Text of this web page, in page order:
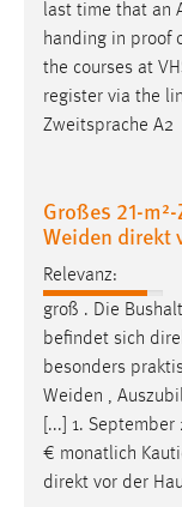
last time that an
handing in proof
the courses at
register via the
Zweitsprache A2
Großes 21-
Weiden direkt
Relevanz:
groß . Die
befindet sich
besonders
Weiden ,
[...] 1.
€ monatlich
direkt vor der
Zweck:
Wird benötigt
Cookie
Name:
fe_user,
Zweck:
Dieser
einloggen zu
Cookie